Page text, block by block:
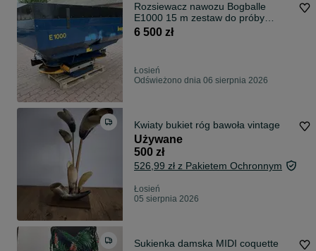
Rozsiewacz nawozu Bogballe
E1000 15 m zestaw do próby
kreconej
6 500 zł
Łosień
Odświeżono dnia 06 sierpnia 2026
Kwiaty bukiet róg bawoła vintage
Używane
500 zł
526,99 zł z Pakietem Ochronnym
Łosień
05 sierpnia 2026
Sukienka damska MIDI coquette